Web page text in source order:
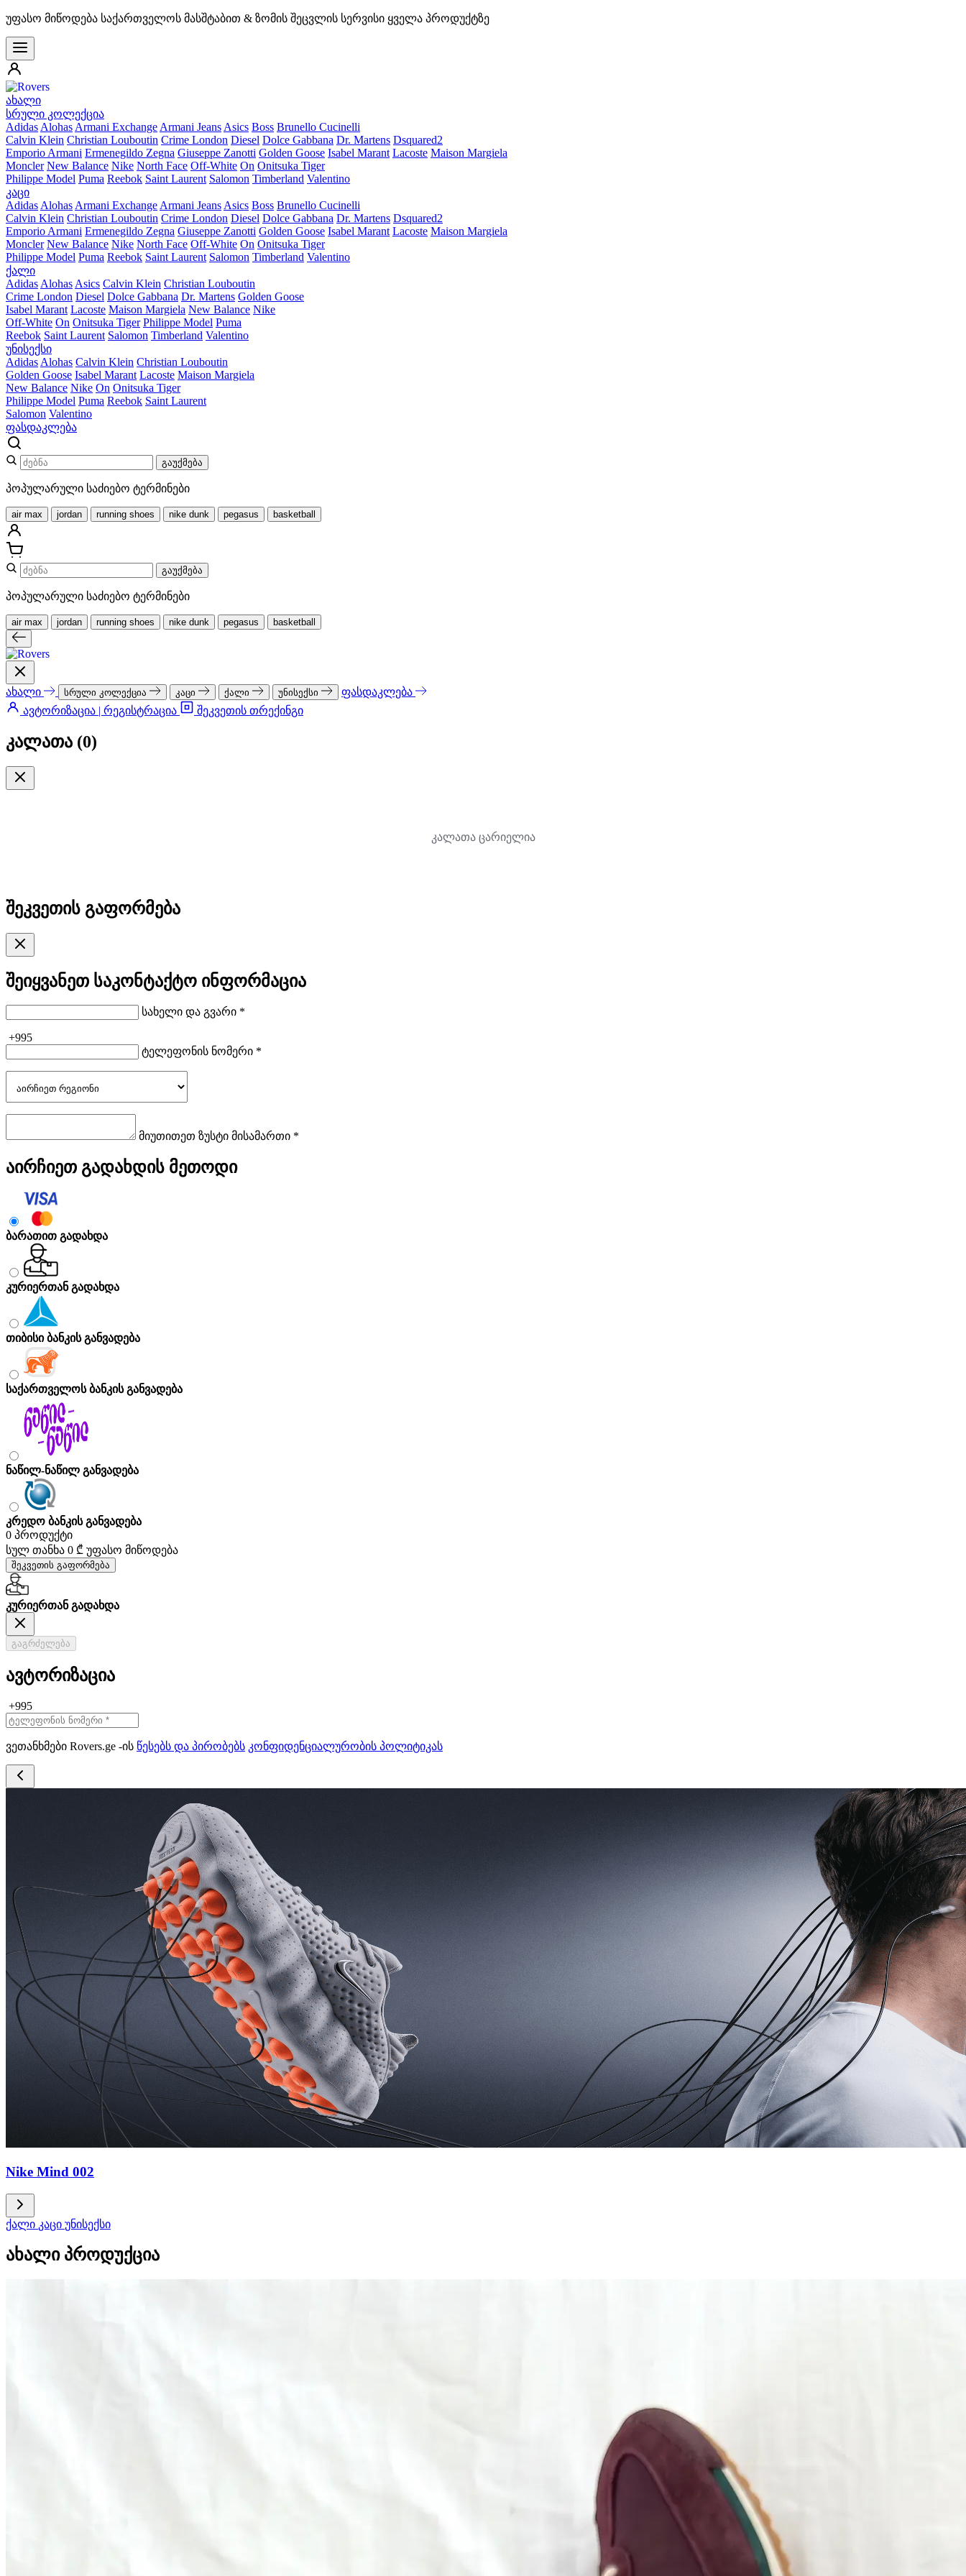
უფასო მიწოდება საქართველოს მასშტაბით & ზომის შეცვლის სერვისი ყველა პროდუქტზე
ახალი
სრული კოლექცია
Adidas Alohas Armani Exchange Armani Jeans Asics Boss Brunello Cucinelli
Calvin Klein Christian Louboutin Crime London Diesel Dolce Gabbana Dr. Martens Dsquared2
Emporio Armani Ermenegildo Zegna Giuseppe Zanotti Golden Goose Isabel Marant Lacoste Maison Margiela
Moncler New Balance Nike North Face Off-White On Onitsuka Tiger
Philippe Model Puma Reebok Saint Laurent Salomon Timberland Valentino
კაცი
Adidas Alohas Armani Exchange Armani Jeans Asics Boss Brunello Cucinelli
Calvin Klein Christian Louboutin Crime London Diesel Dolce Gabbana Dr. Martens Dsquared2
Emporio Armani Ermenegildo Zegna Giuseppe Zanotti Golden Goose Isabel Marant Lacoste Maison Margiela
Moncler New Balance Nike North Face Off-White On Onitsuka Tiger
Philippe Model Puma Reebok Saint Laurent Salomon Timberland Valentino
ქალი
Adidas Alohas Asics Calvin Klein Christian Louboutin
Crime London Diesel Dolce Gabbana Dr. Martens Golden Goose
Isabel Marant Lacoste Maison Margiela New Balance Nike
Off-White On Onitsuka Tiger Philippe Model Puma
Reebok Saint Laurent Salomon Timberland Valentino
უნისექსი
Adidas Alohas Calvin Klein Christian Louboutin
Golden Goose Isabel Marant Lacoste Maison Margiela
New Balance Nike On Onitsuka Tiger
Philippe Model Puma Reebok Saint Laurent
Salomon Valentino
ფასდაკლება
გაუქმება
პოპულარული საძიებო ტერმინები
air max jordan running shoes nike dunk pegasus basketball
გაუქმება
პოპულარული საძიებო ტერმინები
air max jordan running shoes nike dunk pegasus basketball
ახალი სრული კოლექცია კაცი ქალი უნისექსი
ფასდაკლება
ავტორიზაცია | რეგისტრაცია
შეკვეთის თრექინგი
კალათა (0)
კალათა ცარიელია
შეკვეთის გაფორმება
შეიყვანეთ საკონტაქტო ინფორმაცია
სახელი და გვარი *
+995
ტელეფონის ნომერი *
მიუთითეთ ზუსტი მისამართი *
აირჩიეთ გადახდის მეთოდი
ბარათით გადახდა
კურიერთან გადახდა
თიბისი ბანკის განვადება
საქართველოს ბანკის განვადება
ნაწილ-ნაწილ განვადება
კრედო ბანკის განვადება
0 პროდუქტი
სულ თანხა 0 ₾ უფასო მიწოდება
შეკვეთის გაფორმება
კურიერთან გადახდა
გაგრძელება
ავტორიზაცია
+995
ვეთანხმები Rovers.ge -ის წესებს და პირობებს კონფიდენციალურობის პოლიტიკას
Nike Mind 002
ქალი კაცი უნისექსი
ახალი პროდუქცია